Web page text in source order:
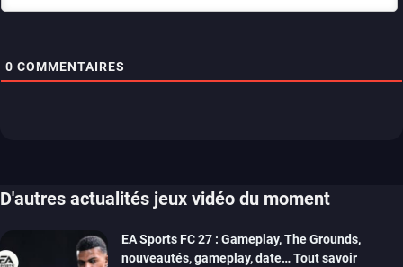
0 COMMENTAIRES
D'autres actualités jeux vidéo du moment
EA Sports FC 27 : Gameplay, The Grounds,
nouveautés, gameplay, date… Tout savoir